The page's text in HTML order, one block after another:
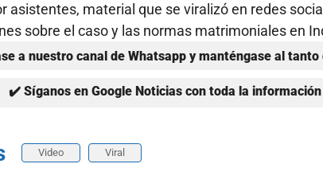
asistentes, material que se viralizó en redes
sobre el caso y las normas matrimoniales en
a nuestro canal de Whatsapp y manténgase al
✔️ Síganos en Google Noticias con toda la
Video Viral